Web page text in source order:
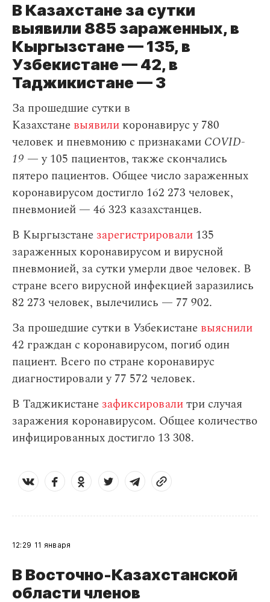
В Казахстане за сутки
выявили 885 зараженных, в
Кыргызстане — 135, в
Узбекистане — 42, в
Таджикистане — 3
За прошедшие сутки в
Казахстане выявили коронавирус у 780
человек и пневмонию с признаками COVID-
19 — у 105 пациентов, также скончались
пятеро пациентов. Общее число зараженных
коронавирусом достигло 162 273 человек,
пневмонией — 46 323 казахстанцев.
В Кыргызстане зарегистрировали 135
зараженных коронавирусом и вирусной
пневмонией, за сутки умерли двое человек. В
стране всего вирусной инфекцией заразились
82 273 человек, вылечились — 77 902.
За прошедшие сутки в Узбекистане выяснили
42 граждан с коронавирусом, погиб один
пациент. Всего по стране коронавирус
диагностировали у 77 572 человек.
В Таджикистане зафиксировалитри случая
заражения коронавирусом. Общее количество
инфицированных достигло 13 308.
12:29 11 января
В Восточно-Казахстанской
области членов